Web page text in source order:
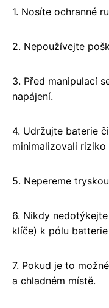
1. Nosíte ochranné
2. Nepoužívejte
3. Před manipulací
napájení.
4. Udržujte baterie
minimalizovali
5. Nepereme
6. Nikdy
klíče) k pólu
7. Pokud je to
a chladném místě.